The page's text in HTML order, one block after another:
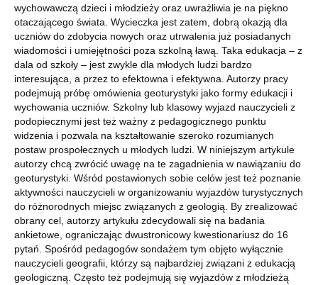
wychowawczą dzieci i młodzieży oraz uwrażliwia je na piękno
otaczającego świata. Wycieczka jest zatem, dobrą okazją dla
uczniów do zdobycia nowych oraz utrwalenia już posiadanych
wiadomości i umiejętności poza szkolną ławą. Taka edukacja – z
dala od szkoły – jest zwykle dla młodych ludzi bardzo
interesująca, a przez to efektowna i efektywna. Autorzy pracy
podejmują próbę omówienia geoturystyki jako formy edukacji i
wychowania uczniów. Szkolny lub klasowy wyjazd nauczycieli z
podopiecznymi jest też ważny z pedagogicznego punktu
widzenia i pozwala na kształtowanie szeroko rozumianych
postaw prospołecznych u młodych ludzi. W niniejszym artykule
autorzy chcą zwrócić uwagę na te zagadnienia w nawiązaniu do
geoturystyki. Wśród postawionych sobie celów jest też poznanie
aktywności nauczycieli w organizowaniu wyjazdów turystycznych
do różnorodnych miejsc związanych z geologią. By zrealizować
obrany cel, autorzy artykułu zdecydowali się na badania
ankietowe, ograniczając dwustronicowy kwestionariusz do 16
pytań. Spośród pedagogów sondażem tym objęto wyłącznie
nauczycieli geografii, którzy są najbardziej związani z edukacją
geologiczną. Często też podejmują się wyjazdów z młodzieżą